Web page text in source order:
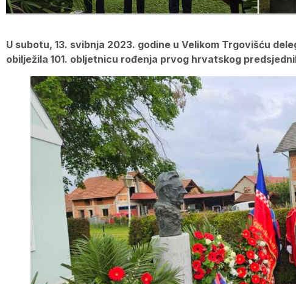
U subotu, 13. svibnja 2023. godine u Velikom Trgovišću
obilježila 101. obljetnicu rođenja prvog hrvatskog